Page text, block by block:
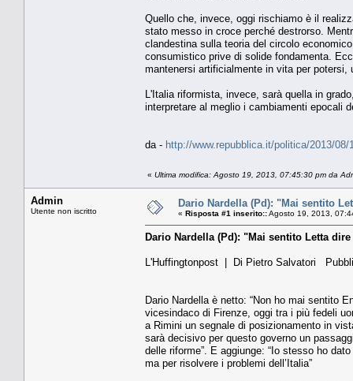
Quello che, invece, oggi rischiamo è il
stato messo in croce perché destrorso.
clandestina sulla teoria del circolo
consumistico prive di solide fondamenta.
mantenersi artificialmente in vita per potersi,
L'Italia riformista, invece, sarà quella in
interpretare al meglio i cambiamenti epocali
da - http://www.repubblica.it/politica/2013/
« Ultima modifica: Agosto 19, 2013, 07:45:30 pm da
Admin
Utente non iscritto
Dario Nardella (Pd): "Mai sentito
« Risposta #1 inserito::Agosto 19, 2013,
Dario Nardella (Pd): "Mai sentito Letta
L'Huffingtonpost | Di Pietro Salvatori
Dario Nardella è netto: “Non ho mai sentito
vicesindaco di Firenze, oggi tra i più fedeli
a Rimini un segnale di posizionamento in
sarà decisivo per questo governo un
delle riforme”. E aggiunge: “Io stesso ho
ma per risolvere i problemi dell’Italia”